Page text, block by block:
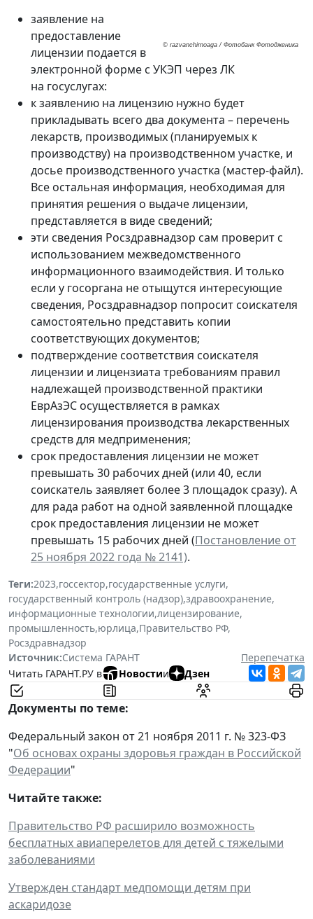
© razvanchirnoaga / Фотобанк Фотодженика
заявление на
предоставление
лицензии подается в
электронной форме с УКЭП через ЛК
на госуслугах:
к заявлению на лицензию нужно будет
прикладывать всего два документа – перечень
лекарств, производимых (планируемых к
производству) на производственном участке, и
досье производственного участка (мастер-файл).
Все остальная информация, необходимая для
принятия решения о выдаче лицензии,
представляется в виде сведений;
эти сведения Росздравнадзор сам проверит с
использованием межведомственного
информационного взаимодействия. И только
если у госоргана не отыщутся интересующие
сведения, Росздравнадзор попросит соискателя
самостоятельно представить копии
соответствующих документов;
подтверждение соответствия соискателя
лицензии и лицензиата требованиям правил
надлежащей производственной практики
ЕврАзЭС осуществляется в рамках
лицензирования производства лекарственных
средств для медприменения;
срок предоставления лицензии не может
превышать 30 рабочих дней (или 40, если
соискатель заявляет более 3 площадок сразу). А
для рада работ на одной заявленной площадке
срок предоставления лицензии не может
превышать 15 рабочих дней (Постановление от
25 ноября 2022 года № 2141).
Теги:2023,госсектор,государственные услуги,
государственный контроль (надзор),здравоохранение,
информационные технологии,лицензирование,
промышленность,юрлица,Правительство РФ,
Росздравнадзор
Источник:Система ГАРАНТ
Перепечатка
Читать ГАРАНТ.РУ в
Новостии Дзен
Документы по теме:
Федеральный закон от 21 ноября 2011 г. № 323-ФЗ
"Об основах охраны здоровья граждан в Российской
Федерации"
Читайте также:
Правительство РФ расширило возможность
бесплатных авиаперелетов для детей с тяжелыми
заболеваниями
Утвержден стандарт медпомощи детям при
аскаридозе